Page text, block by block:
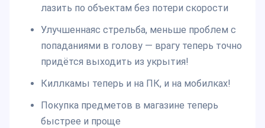
лазить по объектам без потери скорости
Улучшеннаяс стрельба, меньше проблем с
попаданиями в голову — врагу теперь точно
придётся выходить из укрытия!
Киллкамы теперь и на ПК, и на мобилках!
Покупка предметов в магазине теперь
быстрее и проще